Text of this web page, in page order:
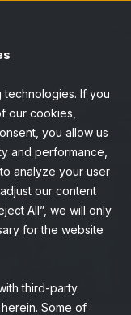
If you
our cookies,
you allow us
and performance,
analyze your user
our content
All”, we will only
for the website
third-party
Some of